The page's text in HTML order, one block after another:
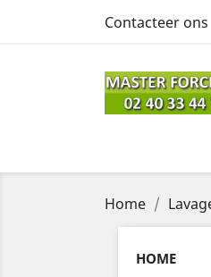
Contacteer ons
Home
HOME